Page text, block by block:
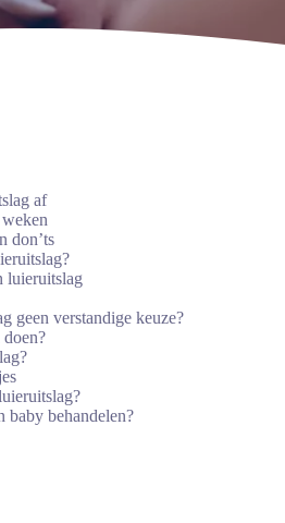
af
don’ts
luieruitslag
geen verstandige keuze?
behandelen?